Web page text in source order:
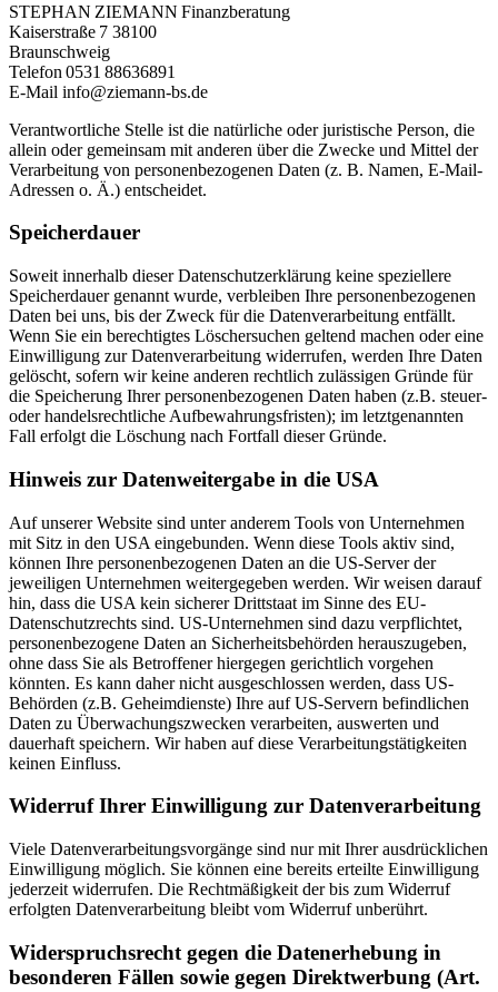
STEPHAN ZIEMANN Finanzberatung
Kaiserstraße 7 38100
Braunschweig
Telefon 0531 88636891
E-Mail info@ziemann-bs.de
Verantwortliche Stelle ist die natürliche oder juristische Person, die
allein oder gemeinsam mit anderen über die Zwecke und Mittel der
Verarbeitung von personenbezogenen Daten (z. B. Namen, E-Mail-
Adressen o. Ä.) entscheidet.
Speicherdauer
Soweit innerhalb dieser Datenschutzerklärung keine speziellere
Speicherdauer genannt wurde, verbleiben Ihre personenbezogenen
Daten bei uns, bis der Zweck für die Datenverarbeitung entfällt.
Wenn Sie ein berechtigtes Löschersuchen geltend machen oder eine
Einwilligung zur Datenverarbeitung widerrufen, werden Ihre Daten
gelöscht, sofern wir keine anderen rechtlich zulässigen Gründe für
die Speicherung Ihrer personenbezogenen Daten haben (z.B. steuer-
oder handelsrechtliche Aufbewahrungsfristen); im letztgenannten
Fall erfolgt die Löschung nach Fortfall dieser Gründe.
Hinweis zur Datenweitergabe in die USA
Auf unserer Website sind unter anderem Tools von Unternehmen
mit Sitz in den USA eingebunden. Wenn diese Tools aktiv sind,
können Ihre personenbezogenen Daten an die US-Server der
jeweiligen Unternehmen weitergegeben werden. Wir weisen darauf
hin, dass die USA kein sicherer Drittstaat im Sinne des EU-
Datenschutzrechts sind. US-Unternehmen sind dazu verpflichtet,
personenbezogene Daten an Sicherheitsbehörden herauszugeben,
ohne dass Sie als Betroffener hiergegen gerichtlich vorgehen
könnten. Es kann daher nicht ausgeschlossen werden, dass US-
Behörden (z.B. Geheimdienste) Ihre auf US-Servern befindlichen
Daten zu Überwachungszwecken verarbeiten, auswerten und
dauerhaft speichern. Wir haben auf diese Verarbeitungstätigkeiten
keinen Einfluss.
Widerruf Ihrer Einwilligung zur Datenverarbeitung
Viele Datenverarbeitungsvorgänge sind nur mit Ihrer ausdrücklichen
Einwilligung möglich. Sie können eine bereits erteilte Einwilligung
jederzeit widerrufen. Die Rechtmäßigkeit der bis zum Widerruf
erfolgten Datenverarbeitung bleibt vom Widerruf unberührt.
Widerspruchsrecht gegen die Datenerhebung in
besonderen Fällen sowie gegen Direktwerbung (Art.